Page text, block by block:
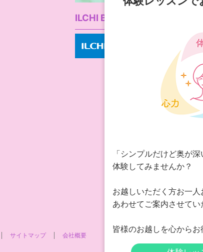
ILCHI Brain Yoga公式サイト
サイトマップ 会社概要
「シンプルだけど奥が
体験してみませんか？
お越しいただく方お一
あわせてご案内させてい
皆様のお越しを心からお